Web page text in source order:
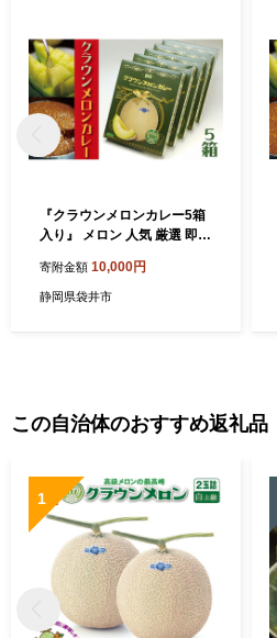
『クラウンメロンカレー5箱
入り』 メロン 人気 厳選 即席
物 袋井市 加工食品 惣菜 レト
ルト
寄附金額 10,000円
静岡県袋井市
この自治体のおすすめ返礼品
1